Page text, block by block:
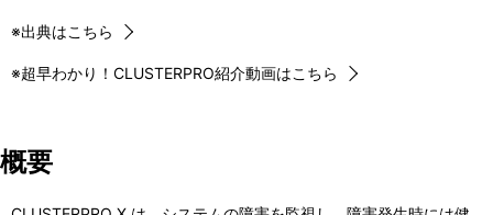
置
ナ
ビ
ー
※出典はこちら
※超早わかり！CLUSTERPRO紹介動画はこちら
概要